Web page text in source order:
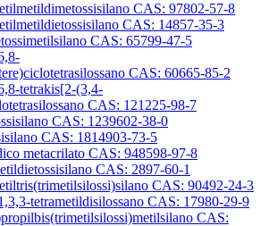
CAS: 97802-57-8
CAS: 14857-35-3
CAS: 65799-47-5
CAS: 60665-85-2
tetrakis[2-(3,4-
CAS: 121225-98-7
CAS: 1239602-38-0
CAS: 1814903-73-5
metacrilato CAS: 948598-97-8
CAS: 2897-60-1
CAS: 90492-24-3
tetrametildisilossano CAS: 17980-29-9
CAS: